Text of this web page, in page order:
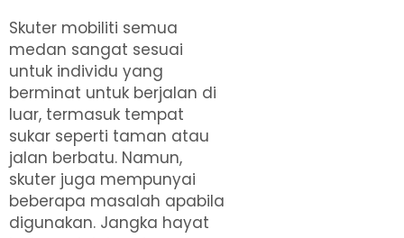
Skuter mobiliti semua
medan sangat sesuai
untuk individu yang
berminat untuk berjalan di
luar, termasuk tempat
sukar seperti taman atau
jalan berbatu. Namun,
skuter juga mempunyai
beberapa masalah apabila
digunakan. Jangka hayat